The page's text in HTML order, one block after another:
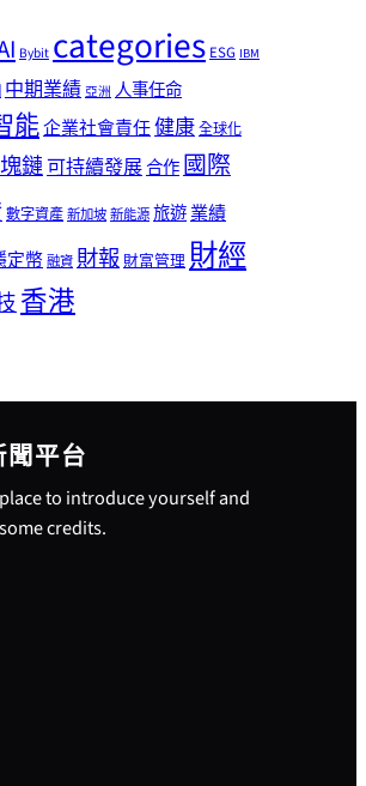
Bybitcategories ESG IBM
中期業績 亞洲 人事任命
能企業社會責任健康全球化
鏈可持續發展合作國際
數字資產新加坡新能源旅遊業績
定幣融資財報 財富管理財經
香港
平台
to introduce yourself and
credits.